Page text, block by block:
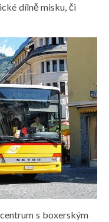
dílně misku, či
s boxerským